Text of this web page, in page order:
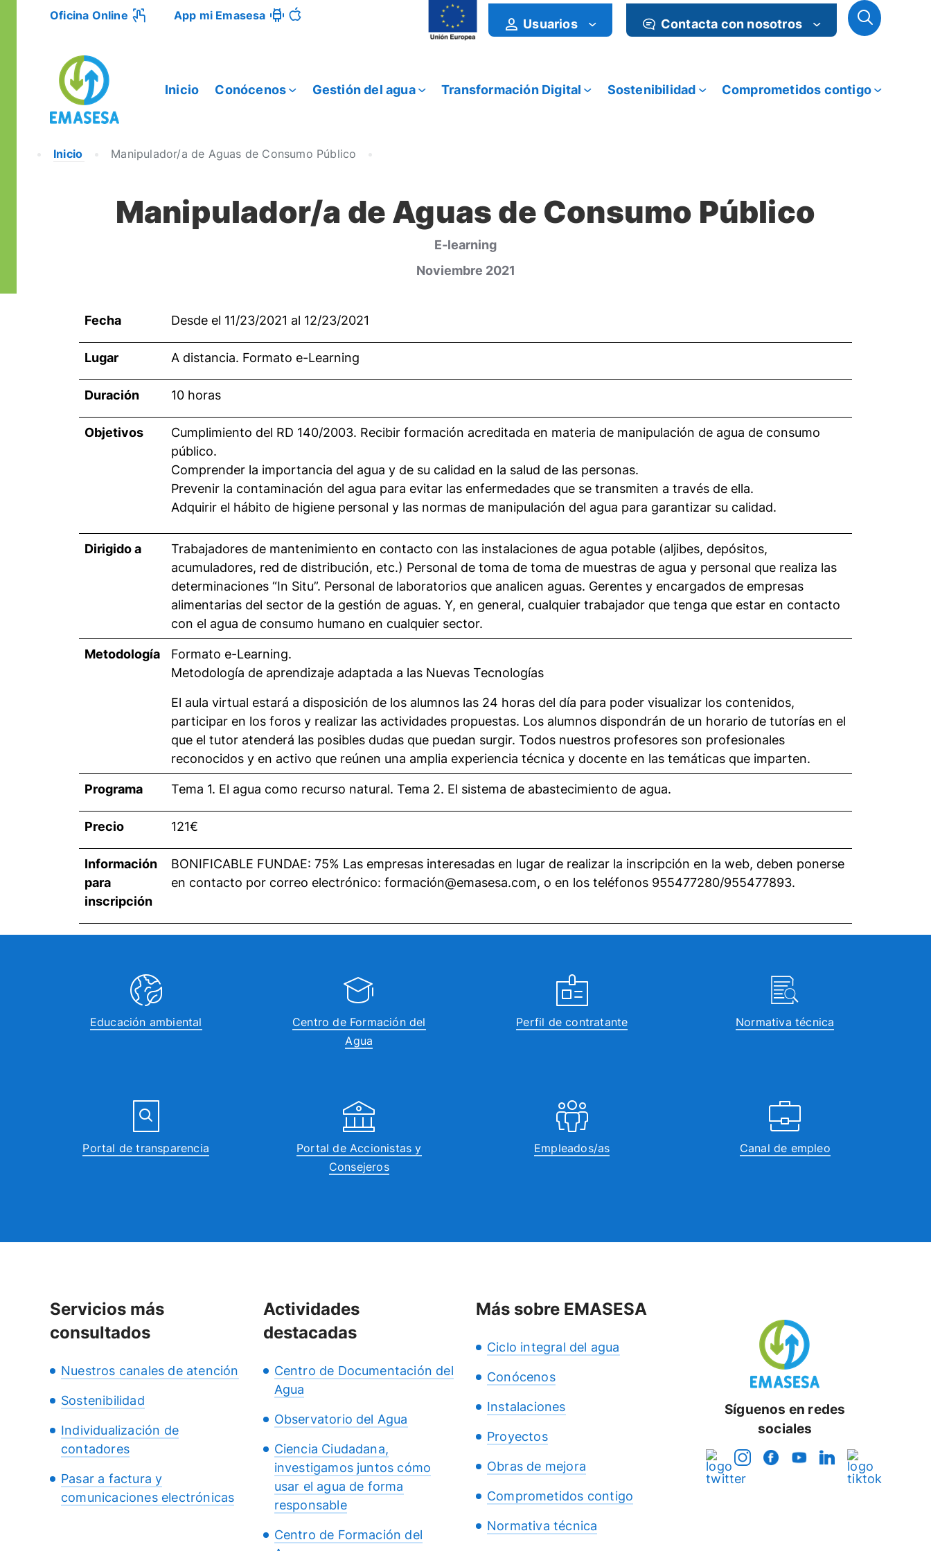
Oficina Online App mi Emasesa
Usuarios Contacta con nosotros
Inicio Conócenos Gestión del agua Transformación Digital Sostenibilidad Comprometidos contigo
Inicio Manipulador/a de Aguas de Consumo Público
Manipulador/a de Aguas de Consumo Público
E-learning
Noviembre 2021
Fecha Desde el 11/23/2021 al 12/23/2021
Lugar A distancia. Formato e-Learning
Duración 10 horas
Objetivos
Cumplimiento del RD 140/2003. Recibir formación acreditada en materia de manipulación de agua de consumo
público.
Comprender la importancia del agua y de su calidad en la salud de las personas.
Prevenir la contaminación del agua para evitar las enfermedades que se transmiten a través de ella.
Adquirir el hábito de higiene personal y las normas de manipulación del agua para garantizar su calidad.
Dirigido a
Trabajadores de mantenimiento en contacto con las instalaciones de agua potable (aljibes, depósitos,
acumuladores, red de distribución, etc.) Personal de toma de toma de muestras de agua y personal que realiza las
determinaciones “In Situ”. Personal de laboratorios que analicen aguas. Gerentes y encargados de empresas
alimentarias del sector de la gestión de aguas. Y, en general, cualquier trabajador que tenga que estar en contacto
con el agua de consumo humano en cualquier sector.
Metodología
Formato e-Learning.
Metodología de aprendizaje adaptada a las Nuevas Tecnologías
El aula virtual estará a disposición de los alumnos las 24 horas del día para poder visualizar los contenidos,
participar en los foros y realizar las actividades propuestas. Los alumnos dispondrán de un horario de tutorías en el
que el tutor atenderá las posibles dudas que puedan surgir. Todos nuestros profesores son profesionales
reconocidos y en activo que reúnen una amplia experiencia técnica y docente en las temáticas que imparten.
Programa Tema 1. El agua como recurso natural. Tema 2. El sistema de abastecimiento de agua.
Precio 121€
Información
para
inscripción
BONIFICABLE FUNDAE: 75% Las empresas interesadas en lugar de realizar la inscripción en la web, deben ponerse
en contacto por correo electrónico: formación@emasesa.com, o en los teléfonos 955477280/955477893.
Educación ambiental
Centro de Formación del
Agua
Perfil de contratante Normativa técnica
Portal de transparencia
Portal de Accionistas y
Consejeros
Empleados/as Canal de empleo
Servicios más
consultados
Nuestros canales de atención
Sostenibilidad
Individualización de
contadores
Pasar a factura y
comunicaciones electrónicas
Actividades
destacadas
Centro de Documentación del
Agua
Observatorio del Agua
Ciencia Ciudadana,
investigamos juntos cómo
usar el agua de forma
responsable
Centro de Formación del
Más sobre EMASESA
Ciclo integral del agua
Conócenos
Instalaciones
Proyectos
Obras de mejora
Comprometidos contigo
Normativa técnica
Síguenos en redes
sociales